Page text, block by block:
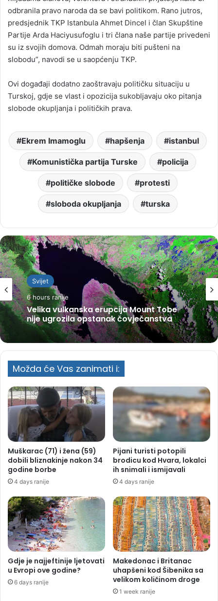
odbranila pravo naroda da se bavi politikom. Rano jutros,
predsjednik TKP Istanbula Ahmet Dincel i član Skupštine
Partije Arda Haciyusufoglu i tri člana naše partije privedeni
su iz svojih domova. Odmah moraju biti pušteni na
slobodu”, navodi se u saopćenju TKP.
Ovi događaji dodatno zaoštravaju političku situaciju u
Turskoj, gdje se vlast i opozicija sukobljavaju oko pitanja
slobode okupljanja i političkih prava.
Ekrem Imamoglu hapšenja istanbul
Komunistička partija Turske policija
političke slobode protesti
sloboda okupljanja turska
Svijet
6 hours ranije
Velika vulkanska erupcija Mount Tobe
nije ugrozila opstanak čovječanstva
Možda će Vas zanimati i:
Muškarac (71) i žena (59)
dobili bliznakinje nakon 34
godine borbe
4 days ranije
Pijani turisti potopili
brodicu kod Hvara, lokalci
ih snimali i ismijavali
4 days ranije
Gdje je najjeftinije ljetovati
u Evropi ove godine?
6 days ranije
Makedonac i Britanac
uhapšeni kod Šibenika sa
velikom količinom droge
1 week ranije